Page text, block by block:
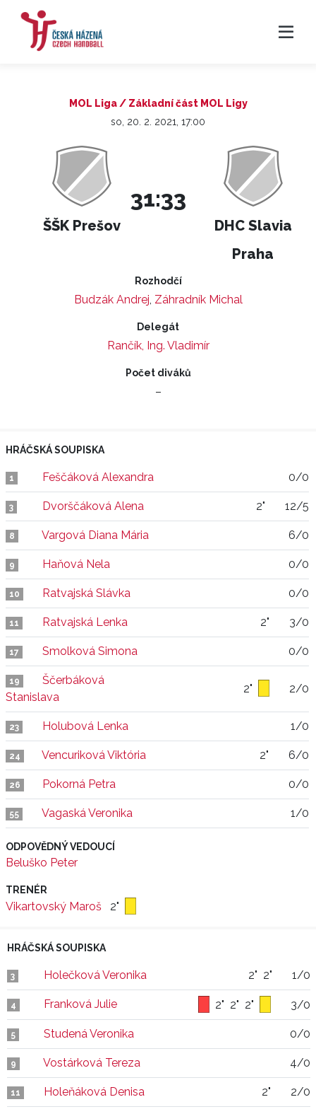
MOL Liga / Základní část MOL Ligy
so, 20. 2. 2021, 17:00
ŠŠK Prešov
31:33
DHC Slavia
Praha
Rozhodčí
Budzák Andrej, Záhradník Michal
Delegát
Rančík, Ing. Vladimír
Počet diváků
–
HRÁČSKÁ SOUPISKA
1 Feščáková Alexandra 0/0
3 Dvorščáková Alena 2" 12/5
8 Vargová Diana Mária 6/0
9 Haňová Nela 0/0
10 Ratvajská Slávka 0/0
11 Ratvajská Lenka 2" 3/0
17 Smolková Simona 0/0
19
Ščerbáková
Stanislava
2" 2/0
23 Holubová Lenka 1/0
24 Vencuriková Viktória 2" 6/0
26 Pokorná Petra 0/0
55 Vagaská Veronika 1/0
ODPOVĚDNÝ VEDOUCÍ
Beluško Peter
TRENÉR
Vikartovský Maroš 2"
HRÁČSKÁ SOUPISKA
3 Holečková Veronika 2" 2" 1/0
4 Franková Julie 2" 2" 2" 3/0
5 Studená Veronika 0/0
9 Vostárková Tereza 4/0
11 Holeňáková Denisa 2" 2/0